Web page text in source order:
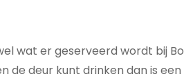
wat er geserveerd wordt bij
de deur kunt drinken dan is